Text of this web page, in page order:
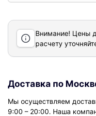
Внимание! Цены
расчету
Доставка по
Мы осуществляем
9:00 – 20:00. Наша